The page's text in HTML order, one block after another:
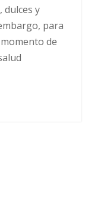
dulces y
para
de